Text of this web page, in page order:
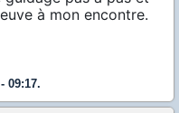
à mon encontre.
09:17.